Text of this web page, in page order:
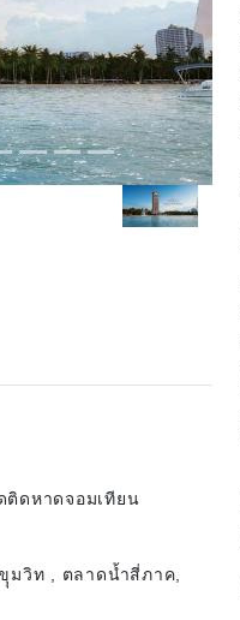
ติดหาดจอมเทียน
มวิท , ตลาดน้ำสี่ภาค,